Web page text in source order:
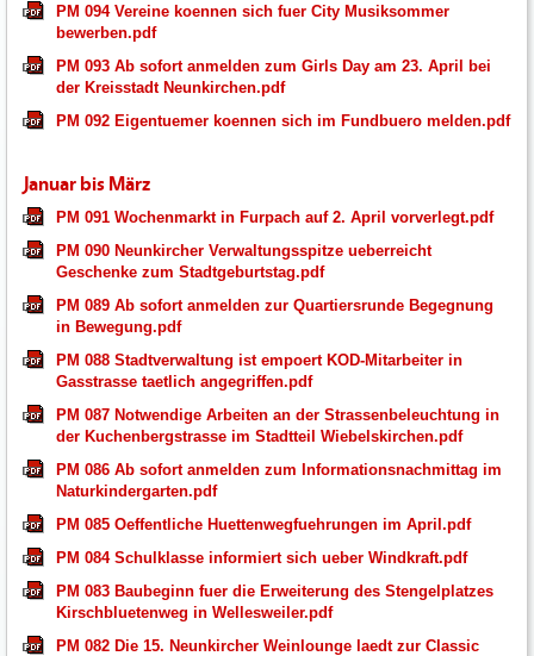
PM 094 Vereine koennen sich fuer City Musiksommer
bewerben.pdf
PM 093 Ab sofort anmelden zum Girls Day am 23. April bei
der Kreisstadt Neunkirchen.pdf
PM 092 Eigentuemer koennen sich im Fundbuero melden.pdf
Januar bis März
PM 091 Wochenmarkt in Furpach auf 2. April vorverlegt.pdf
PM 090 Neunkircher Verwaltungsspitze ueberreicht
Geschenke zum Stadtgeburtstag.pdf
PM 089 Ab sofort anmelden zur Quartiersrunde Begegnung
in Bewegung.pdf
PM 088 Stadtverwaltung ist empoert KOD-Mitarbeiter in
Gasstrasse taetlich angegriffen.pdf
PM 087 Notwendige Arbeiten an der Strassenbeleuchtung in
der Kuchenbergstrasse im Stadtteil Wiebelskirchen.pdf
PM 086 Ab sofort anmelden zum Informationsnachmittag im
Naturkindergarten.pdf
PM 085 Oeffentliche Huettenwegfuehrungen im April.pdf
PM 084 Schulklasse informiert sich ueber Windkraft.pdf
PM 083 Baubeginn fuer die Erweiterung des Stengelplatzes
Kirschbluetenweg in Wellesweiler.pdf
PM 082 Die 15. Neunkircher Weinlounge laedt zur Classic